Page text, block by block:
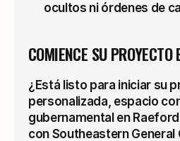
ocultos ni órdenes de
COMIENCE SU PROYECTO
¿Está listo para iniciar su
personalizada, espacio
gubernamental en
con Southeastern